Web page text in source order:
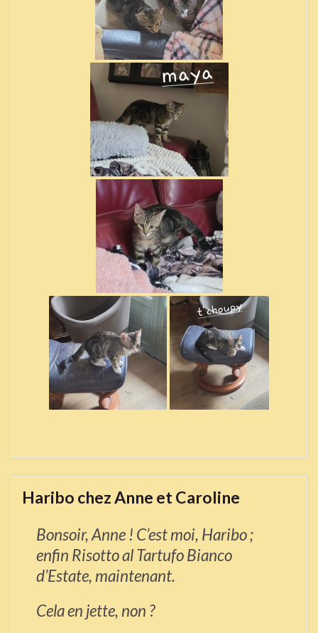
Haribo chez Anne et Caroline
Bonsoir, Anne ! C’est moi, Haribo ;
enfin Risotto al Tartufo Bianco
d’Estate, maintenant.
Cela en jette, non ?